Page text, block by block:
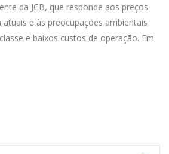
da JCB, que responde aos preços
e às preocupações ambientais
e baixos custos de operação. Em